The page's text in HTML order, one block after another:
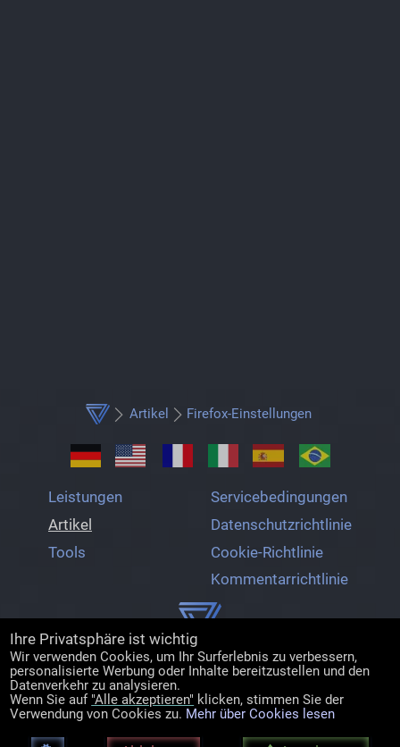
Artikel Firefox-Einstellungen
Leistungen
Artikel
Tools
Servicebedingungen
Datenschutzrichtlinie
Cookie-Richtlinie
Kommentarrichtlinie
Zion3w
[email protected]
Ihre Privatsphäre ist wichtig
Wir verwenden Cookies, um Ihr Surferlebnis zu verbessern,
personalisierte Werbung oder Inhalte bereitzustellen und den
Datenverkehr zu analysieren.
Wenn Sie auf "Alle akzeptieren" klicken, stimmen Sie der
Verwendung von Cookies zu. Mehr über Cookies lesen